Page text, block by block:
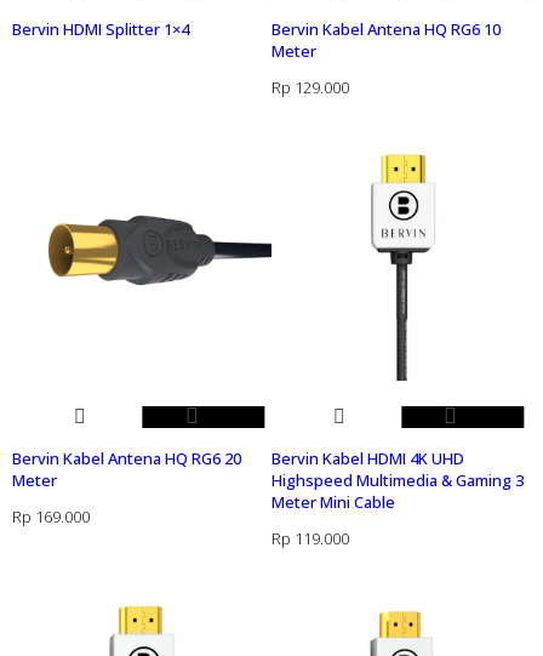
Bervin HDMI Splitter 1×4
Bervin Kabel Antena HQ RG6 10
Meter
Rp 129.000
Bervin Kabel Antena HQ RG6 20
Meter
Rp 169.000
Bervin Kabel HDMI 4K UHD
Highspeed Multimedia & Gaming 3
Meter Mini Cable
Rp 119.000